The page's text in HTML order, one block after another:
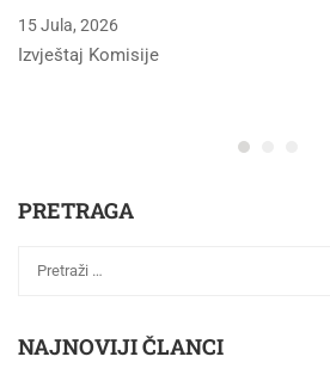
15 Jula, 2026
Izvještaj Komisije
PRETRAGA
NAJNOVIJI ČLANCI